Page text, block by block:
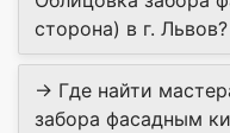
сторона) в г. Львов?
→ Где найти
забора фасадным